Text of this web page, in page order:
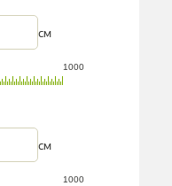
см
1000
см
1000